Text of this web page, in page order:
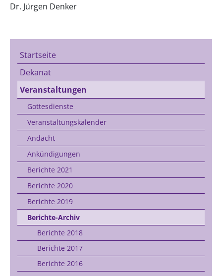
Dr. Jürgen Denker
Startseite
Dekanat
Veranstaltungen
Gottesdienste
Veranstaltungskalender
Andacht
Ankündigungen
Berichte 2021
Berichte 2020
Berichte 2019
Berichte-Archiv
Berichte 2018
Berichte 2017
Berichte 2016